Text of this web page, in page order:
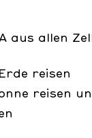
aus allen
reisen
reisen